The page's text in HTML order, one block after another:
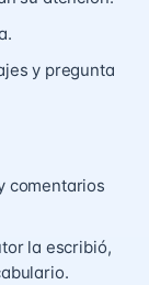
y pregunta
comentarios
la escribió,